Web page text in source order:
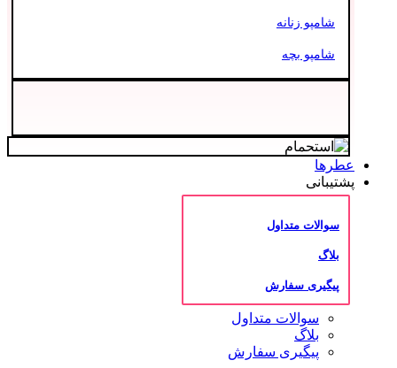
شامپو زنانه
شامپو بچه
عطرها
پشتیبانی
سوالات متداول
بلاگ
پیگیری سفارش
سوالات متداول
بلاگ
پیگیری سفارش